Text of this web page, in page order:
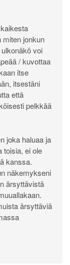
miten jonkun
voi
/ kuvottaa
itse
itsestäni
että
pelkkää
joka haluaa ja
toisia, ei ole
kanssa.
näkemykseni
ärsyttävistä
ärsyttäviä